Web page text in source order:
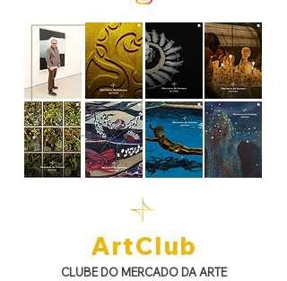
ArtClub​​​
CLUBE DO MERCADO DA ARTE